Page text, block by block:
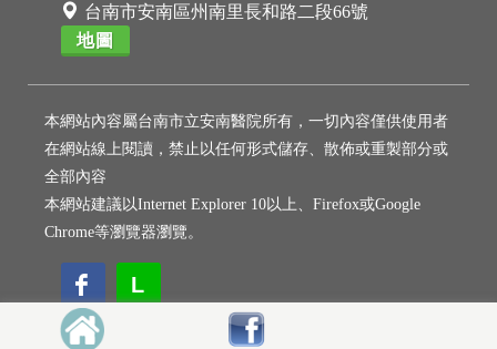
台南市安南區州南里長和路二段66號
地圖
本網站內容屬台南市立安南醫院所有，一切內容僅供使用者
在網站線上閱讀，禁止以任何形式儲存、散佈或重製部分或
全部內容
本網站建議以Internet Explorer 10以上、Firefox或Google
Chrome等瀏覽器瀏覽。
L